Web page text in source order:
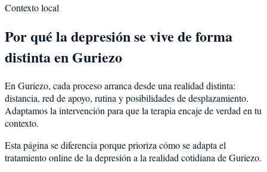
Contexto local
Por qué la depresión se vive de forma
distinta en Guriezo
En Guriezo, cada proceso arranca desde una realidad distinta:
distancia, red de apoyo, rutina y posibilidades de desplazamiento.
Adaptamos la intervención para que la terapia encaje de verdad en tu
contexto.
Esta página se diferencia porque prioriza cómo se adapta el
tratamiento online de la depresión a la realidad cotidiana de Guriezo.